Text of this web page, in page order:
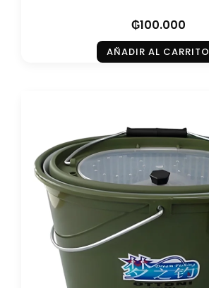
₲100.000
AÑADIR AL CARRITO